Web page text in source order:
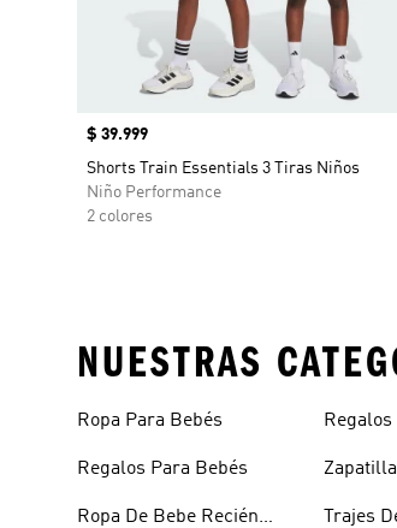
Precio
$ 39.999
Shorts Train Essentials 3 Tiras Niños
Niño Performance
2 colores
NUESTRAS
Ropa Para Bebés
Regalos Para Bebés
Ropa De Bebe Recién
Trajes